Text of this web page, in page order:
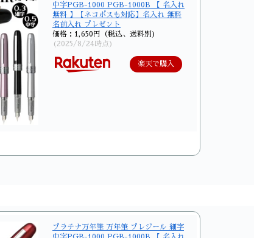
中字PGB-1000 PGB-1000B 【 名入れ
無料 】【ネコポスも対応】名入れ 無料
名前入れ プレゼント
価格：1,650円（税込、送料別)
(2025/8/24時点)
楽天で購入
プラチナ万年筆 万年筆 プレジール 細字
中字PGB-1000 PGB-1000B 【 名入れ